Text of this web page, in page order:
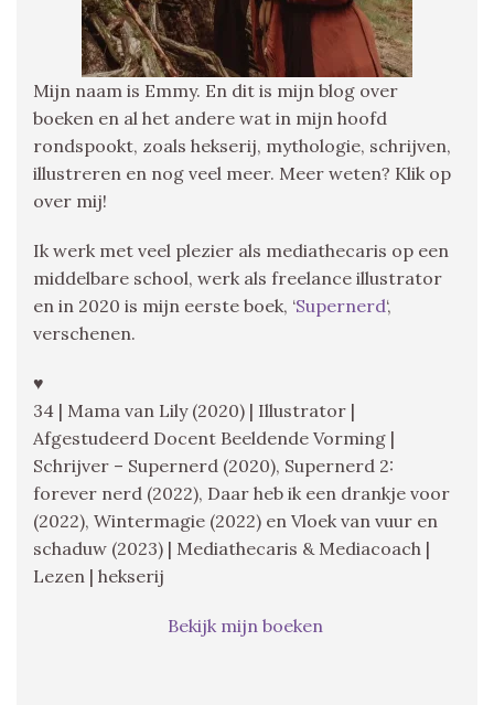
Mijn naam is Emmy. En dit is mijn blog over
boeken en al het andere wat in mijn hoofd
rondspookt, zoals hekserij, mythologie, schrijven,
illustreren en nog veel meer. Meer weten? Klik op
over mij!
Ik werk met veel plezier als mediathecaris op een
middelbare school, werk als freelance illustrator
en in 2020 is mijn eerste boek, ‘Supernerd‘,
verschenen.
♥
34 | Mama van Lily (2020) | Illustrator |
Afgestudeerd Docent Beeldende Vorming |
Schrijver – Supernerd (2020), Supernerd 2:
forever nerd (2022), Daar heb ik een drankje voor
(2022), Wintermagie (2022) en Vloek van vuur en
schaduw (2023) | Mediathecaris & Mediacoach |
Lezen | hekserij
Bekijk mijn boeken